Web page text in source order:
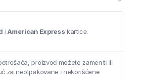
izgled i kvalitet ručne izrade,
poklon.
iAmerican Express kartice.
proizvod možete zameniti ili
za neotpakovane i nekorišćene